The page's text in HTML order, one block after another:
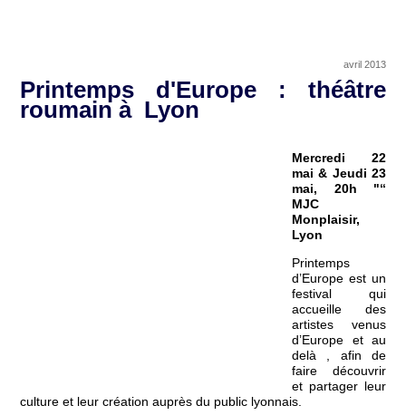
avril 2013
Printemps d'Europe : théâtre
roumain à Lyon
Mercredi 22
mai & Jeudi 23
mai, 20h "“
MJC
Monplaisir,
Lyon
Printemps
d’Europe est un
festival qui
accueille des
artistes venus
d’Europe et au
delà , afin de
faire découvrir
et partager leur
culture et leur création auprès du public lyonnais.